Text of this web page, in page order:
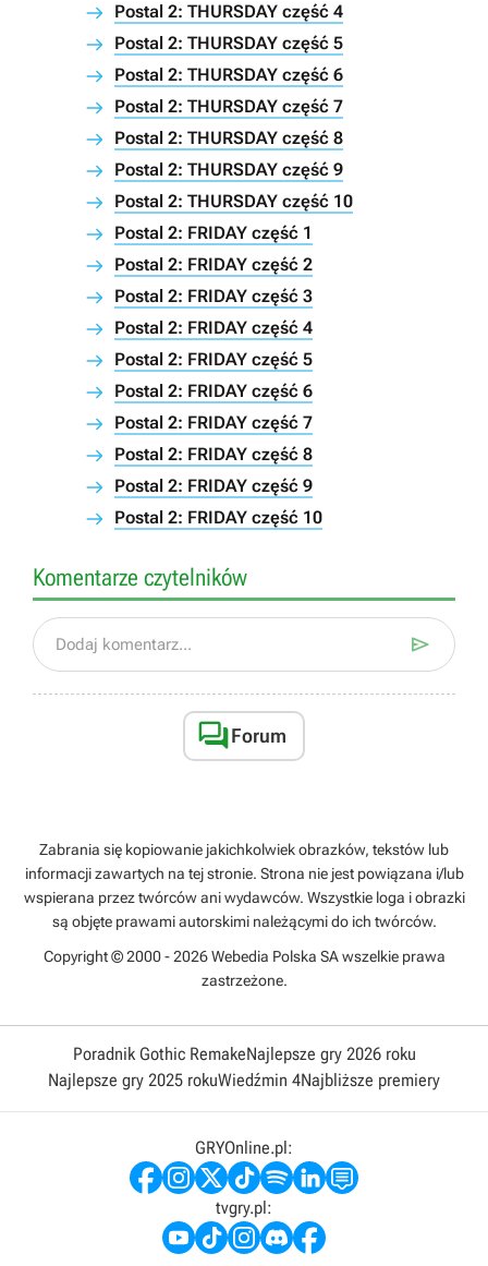
Postal 2: THURSDAY część 4
Postal 2: THURSDAY część 5
Postal 2: THURSDAY część 6
Postal 2: THURSDAY część 7
Postal 2: THURSDAY część 8
Postal 2: THURSDAY część 9
Postal 2: THURSDAY część 10
Postal 2: FRIDAY część 1
Postal 2: FRIDAY część 2
Postal 2: FRIDAY część 3
Postal 2: FRIDAY część 4
Postal 2: FRIDAY część 5
Postal 2: FRIDAY część 6
Postal 2: FRIDAY część 7
Postal 2: FRIDAY część 8
Postal 2: FRIDAY część 9
Postal 2: FRIDAY część 10
Komentarze czytelników
Dodaj komentarz... 
Forum
Zabrania się kopiowanie jakichkolwiek obrazków, tekstów lub
informacji zawartych na tej stronie. Strona nie jest powiązana i/lub
wspierana przez twórców ani wydawców. Wszystkie loga i obrazki
są objęte prawami autorskimi należącymi do ich twórców.
Copyright © 2000 - 2026 Webedia Polska SA wszelkie prawa
zastrzeżone.
Poradnik Gothic RemakeNajlepsze gry 2026 roku
Najlepsze gry 2025 rokuWiedźmin 4Najbliższe premiery
GRYOnline.pl:
tvgry.pl: